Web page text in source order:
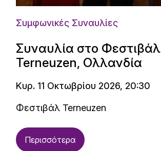
Συμφωνικές Συναυλίες
Συναυλία στο Φεστιβάλ
Terneuzen, Ολλανδία
Κυρ. 11 Οκτωβρίου 2026, 20:30
Φεστιβάλ Terneuzen
Περισσότερα